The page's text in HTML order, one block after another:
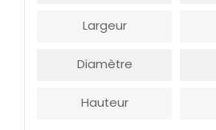
Largeur
Diamètre
Hauteur